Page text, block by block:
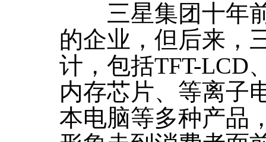
三星集团十年前
的企业，但后来，
计，包括TFT-LCD
内存芯片、等离子
本电脑等多种产品